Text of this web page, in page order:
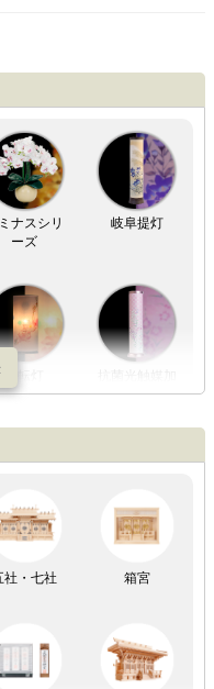
ナスシリ
ーズ
岐阜提灯
工
紙・絹製 木・竹製
盆提灯単品 一対セット
社・七社 箱宮